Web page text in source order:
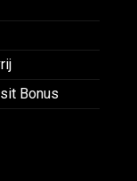
Bonus